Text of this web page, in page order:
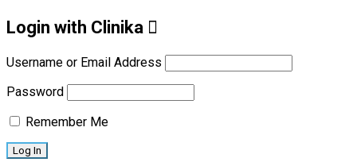
Login with Clinika
Username or Email Address
Password
Remember Me